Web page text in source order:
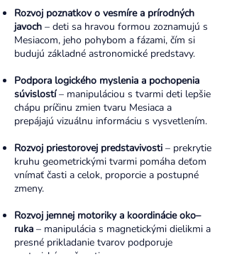
Rozvoj poznatkov o vesmíre a prírodných
javoch – deti sa hravou formou zoznamujú s
Mesiacom, jeho pohybom a fázami, čím si
budujú základné astronomické predstavy.
Podpora logického myslenia a pochopenia
súvislostí– manipuláciou s tvarmi deti lepšie
chápu príčinu zmien tvaru Mesiaca a
prepájajú vizuálnu informáciu s vysvetlením.
Rozvoj priestorovej predstavivosti – prekrytie
kruhu geometrickými tvarmi pomáha deťom
vnímať časti a celok, proporcie a postupné
zmeny.
Rozvoj jemnej motoriky a koordinácie oko–
ruka – manipulácia s magnetickými dielikmi a
presné prikladanie tvarov podporuje
motorické zručnosti.